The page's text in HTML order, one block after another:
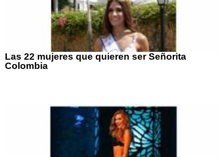
Las 22 mujeres que quieren ser Señorita
Colombia